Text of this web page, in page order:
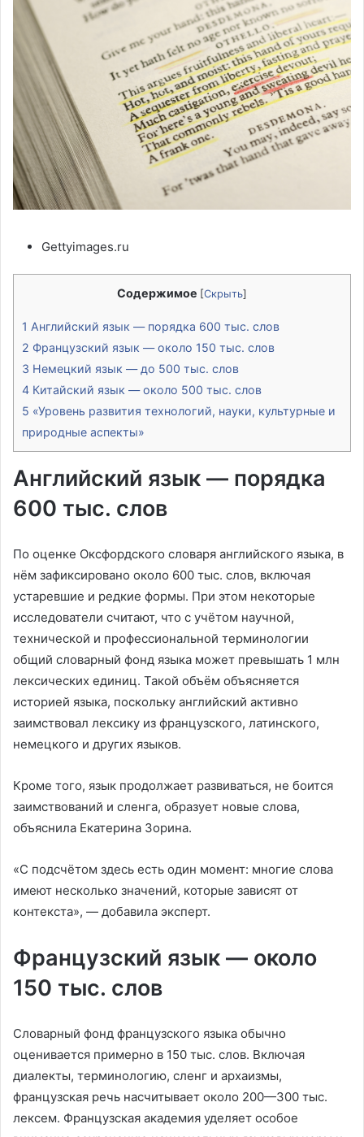
Gettyimages.ru
Содержимое [Скрыть]
1 Английский язык — порядка 600 тыс. слов
2 Французский язык — около 150 тыс. слов
3 Немецкий язык — до 500 тыс. слов
4 Китайский язык — около 500 тыс. слов
5 «Уровень развития технологий, науки, культурные и
природные аспекты»
Английский язык — порядка
600 тыс. слов
По оценке Оксфордского словаря английского языка, в
нём зафиксировано около 600 тыс. слов, включая
устаревшие и редкие формы. При этом некоторые
исследователи считают, что с учётом научной,
технической и профессиональной терминологии
общий словарный фонд языка может превышать 1 млн
лексических единиц. Такой объём объясняется
историей языка, поскольку английский активно
заимствовал лексику из французского, латинского,
немецкого и других языков.
Кроме того, язык продолжает развиваться, не боится
заимствований и сленга, образует новые слова,
объяснила Екатерина Зорина.
«С подсчётом здесь есть один момент: многие слова
имеют несколько значений, которые зависят от
контекста», — добавила эксперт.
Французский язык — около
150 тыс. слов
Словарный фонд французского языка обычно
оценивается примерно в 150 тыс. слов. Включая
диалекты, терминологию, сленг и архаизмы,
французская речь насчитывает около 200—300 тыс.
лексем. Французская академия уделяет особое